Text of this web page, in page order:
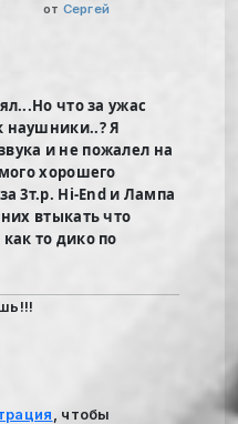
от Сергей
что за ужас
наушники..? Я
и не пожалел на
хорошего
3т.р. Hi-End и Лампа
втыкать что
то дико по
, чтобы